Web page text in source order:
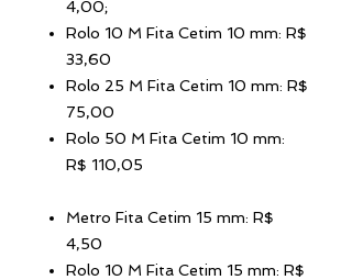
4,00;
Rolo 10 M Fita Cetim 10 mm: R$
33,60
Rolo 25 M Fita Cetim 10 mm: R$
75,00
Rolo 50 M Fita Cetim 10 mm:
R$ 110,05
Metro Fita Cetim 15 mm: R$
4,50
Rolo 10 M Fita Cetim 15 mm: R$